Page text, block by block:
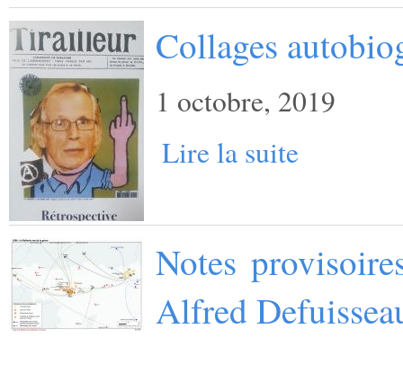
Collages
1 octobre, 2019
Lire la suite
Notes
Alfred